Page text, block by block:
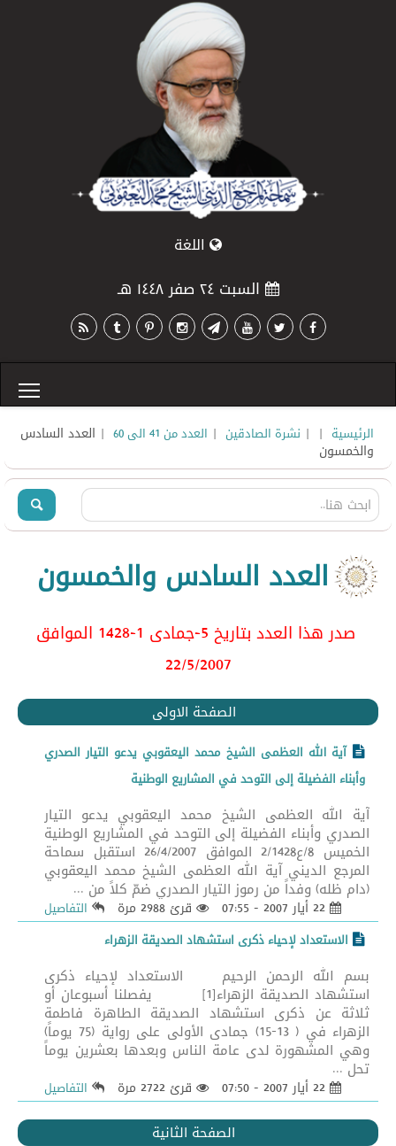
اللغة
السبت ٢٤ صفر ١٤٤٨ هـ
الرئيسية |
| نشرة الصادقين | العدد من 41 الى 60 | العدد السادس
والخمسون
العدد السادس والخمسون
صدر هذا العدد بتاريخ 5-جمادى 1-1428 الموافق
22/5/2007
الصفحة الاولى
آية الله العظمى الشيخ محمد اليعقوبي يدعو التيار الصدري
وأبناء الفضيلة إلى التوحد في المشاريع الوطنية
آية الله العظمى الشيخ محمد اليعقوبي يدعو التيار
الصدري وأبناء الفضيلة إلى التوحد في المشاريع الوطنية
الخميس 8/ع2/1428 الموافق 26/4/2007 استقبل سماحة
المرجع الديني آية الله العظمى الشيخ محمد اليعقوبي
(دام ظله) وفداً من رموز التيار الصدري ضمّ كلاً من ...
قرئ 2988 مرة
التفاصيل
الاستعداد لإحياء ذكرى استشهاد الصديقة الزهراء
بسم الله الرحمن الرحيم الاستعداد لإحياء ذكرى
استشهاد الصديقة الزهراء[1] يفصلنا أسبوعان أو
ثلاثة عن ذكرى استشهاد الصديقة الطاهرة فاطمة
الزهراء في ( 13-15) جمادى الأولى على رواية (75 يوماً)
وهي المشهورة لدى عامة الناس وبعدها بعشرين يوماً
تحل ...
قرئ 2722 مرة التفاصيل
الصفحة الثانية